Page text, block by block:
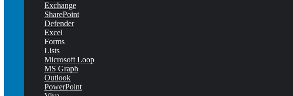
Exchange
SharePoint
Defender
Excel
Forms
Lists
Microsoft Loop
MS Graph
Outlook
PowerPoint